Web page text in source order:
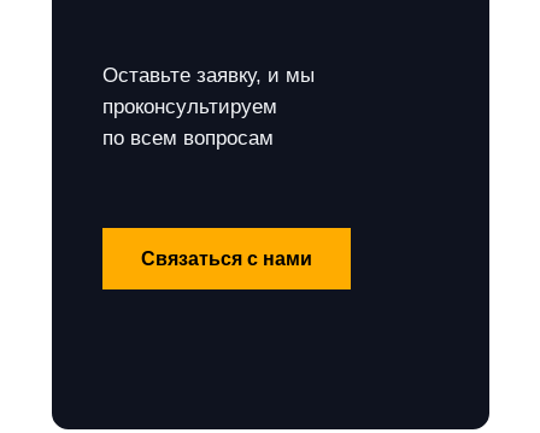
Оставьте заявку, и мы
проконсультируем
по всем вопросам
Связаться с нами